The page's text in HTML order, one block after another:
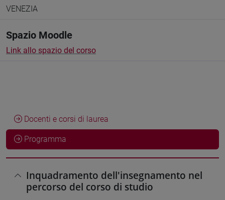
VENEZIA
Spazio Moodle
Link allo spazio del corso
Docenti e corsi di laurea
Programma
Inquadramento dell'insegnamento nel
percorso del corso di studio